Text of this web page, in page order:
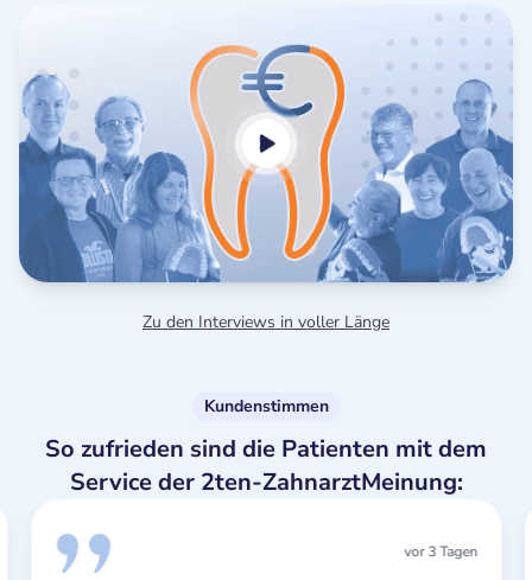
Zu den Interviews in voller Länge
Kundenstimmen
So zufrieden sind die Patienten mit dem
Service der 2ten-ZahnarztMeinung:
vor 3 Tagen